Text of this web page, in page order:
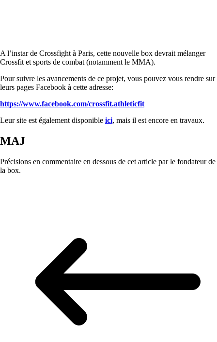
A l’instar de Crossfight à Paris, cette nouvelle box devrait mélanger
Crossfit et sports de combat (notamment le MMA).
Pour suivre les avancements de ce projet, vous pouvez vous rendre sur
leurs pages Facebook à cette adresse:
https://www.facebook.com/crossfit.athleticfit
Leur site est également disponible ici, mais il est encore en travaux.
MAJ
Précisions en commentaire en dessous de cet article par le fondateur de
la box.